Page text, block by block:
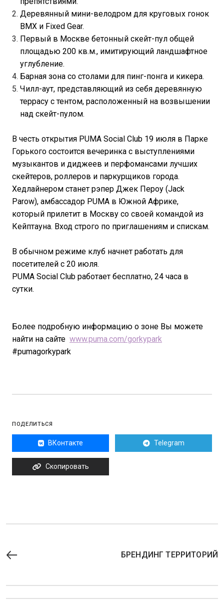
Деревянный мини-велодром для круговых гонок
BMX и Fixed Gear.
Первый в Москве бетонный скейт-пул общей
площадью 200 кв.м., имитирующий ландшафтное
углубление.
Барная зона со столами для пинг-понга и кикера.
Чилл-аут, представляющий из себя деревянную
террасу с тентом, расположенный на возвышении
над скейт-пулом.
В честь открытия PUMA Social Club 19 июля в Парке
Горького состоится вечеринка с выступлениями
музыкантов и диджеев и перфомансами лучших
скейтеров, роллеров и паркурщиков города.
Хедлайнером станет рэпер Джек Пероу (Jack
Parow), амбассадор PUMA в Южной Африке,
который прилетит в Москву со своей командой из
Кейптауна. Вход строго по приглашениям и спискам.
В обычном режиме клуб начнет работать для
посетителей с 20 июля.
PUMA Social Club работает бесплатно, 24 часа в
сутки.
Более подробную информацию о зоне Вы можете
найти на сайте www.puma.com/gorkypark
#pumagorkypark
ПОДЕЛИТЬСЯ
ВКонтакте Telegram
Скопировать
БРЕНДИНГ ТЕРРИТОРИЙ